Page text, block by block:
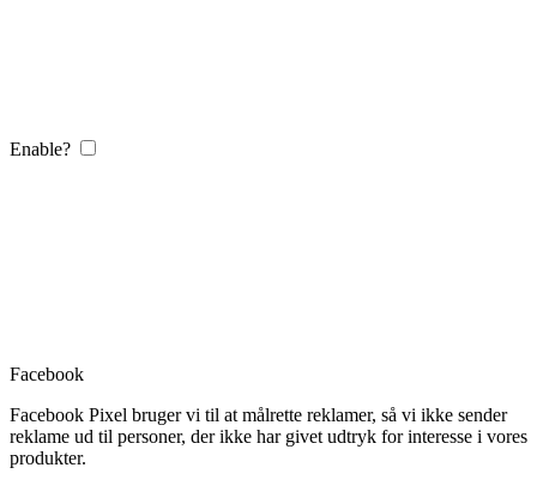
Enable?
Facebook
Facebook Pixel bruger vi til at målrette reklamer, så vi ikke sender
reklame ud til personer, der ikke har givet udtryk for interesse i vores
produkter.